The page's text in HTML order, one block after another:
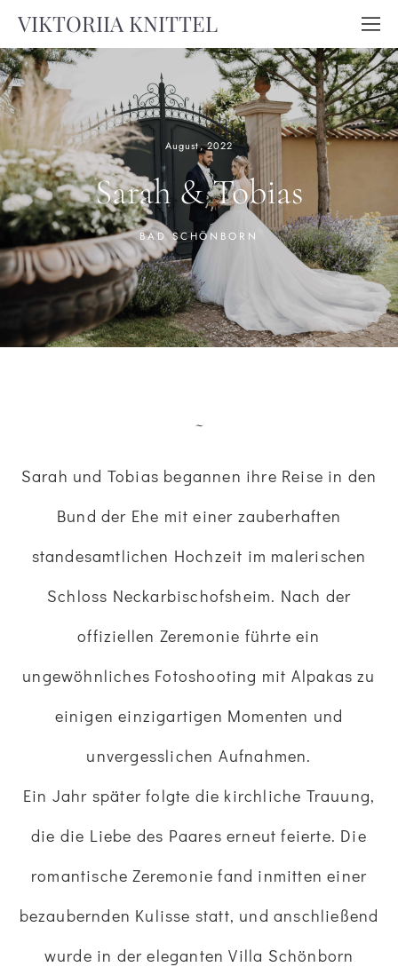
VIKTORIIA KNITTEL
August, 2022
Sarah & Tobias
BAD SCHÖNBORN
~
Sarah und Tobias begannen ihre Reise in den
Bund der Ehe mit einer zauberhaften
standesamtlichen Hochzeit im malerischen
Schloss Neckarbischofsheim. Nach der
offiziellen Zeremonie führte ein
ungewöhnliches Fotoshooting mit Alpakas zu
einigen einzigartigen Momenten und
unvergesslichen Aufnahmen.
Ein Jahr später folgte die kirchliche Trauung,
die die Liebe des Paares erneut feierte. Die
romantische Zeremonie fand inmitten einer
bezaubernden Kulisse statt, und anschließend
wurde in der eleganten Villa Schönborn